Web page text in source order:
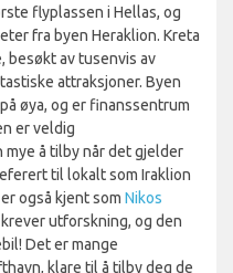
flyplassen i Hellas, og
fra byen Heraklion. Kreta
besøkt av tusenvis av
attraksjoner. Byen
øya, og er finanssentrum
er veldig
å tilby når det gjelder
til lokalt som Iraklion
også kjent som Nikos
utforskning, og den
Det er mange
klare til å tilby deg de